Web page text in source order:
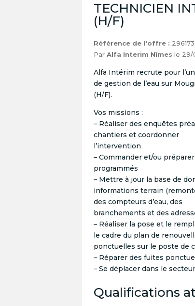
TECHNICIEN
(H/F)
Référence de l'offre :
ParAlfa Interim Nîmes le 29/
Alfa Intérim recrute pour
de gestion de l’eau sur
(H/F).
Vos missions :
– Réaliser des enquêtes
chantiers et coordonner
l’intervention
– Commander et/ou
programmés
– Mettre à jour la base de
informations terrain
des compteurs d’eau, des
branchements et des
– Réaliser la pose et le
le cadre du plan de
ponctuelles sur le poste de
– Réparer des fuites
– Se déplacer dans le
Qualifications